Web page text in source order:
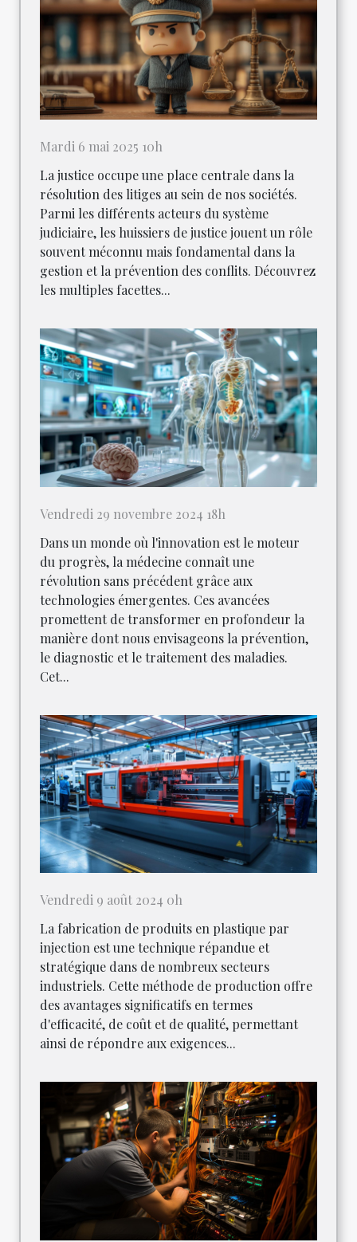
Mardi 6 mai 2025 10h
La justice occupe une place centrale dans la
résolution des litiges au sein de nos sociétés.
Parmi les différents acteurs du système
judiciaire, les huissiers de justice jouent un rôle
souvent méconnu mais fondamental dans la
gestion et la prévention des conflits. Découvrez
les multiples facettes...
Vendredi 29 novembre 2024 18h
Dans un monde où l'innovation est le moteur
du progrès, la médecine connaît une
révolution sans précédent grâce aux
technologies émergentes. Ces avancées
promettent de transformer en profondeur la
manière dont nous envisageons la prévention,
le diagnostic et le traitement des maladies.
Cet...
Vendredi 9 août 2024 0h
La fabrication de produits en plastique par
injection est une technique répandue et
stratégique dans de nombreux secteurs
industriels. Cette méthode de production offre
des avantages significatifs en termes
d'efficacité, de coût et de qualité, permettant
ainsi de répondre aux exigences...